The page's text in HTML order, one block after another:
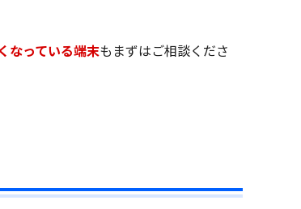
なっている端末もまずはご相談くださ